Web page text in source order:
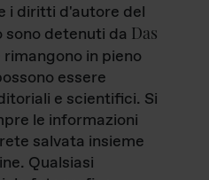
i diritti d'autore del
detenuti da Das
rimangono in pieno
essere
e scientifici. Si
le informazioni
salvata insieme
Qualsiasi